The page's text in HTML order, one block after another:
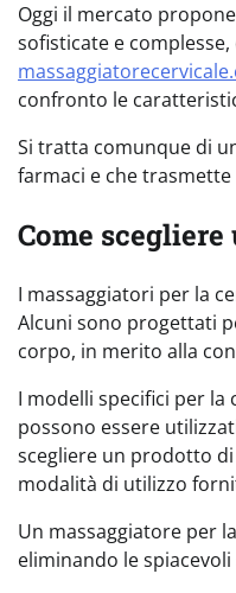
Oggi il mercato
sofisticate e
confronto le
Si tratta comunque di
farmaci e che trasmette
Come
I massaggiatori per la
Alcuni sono progettati
corpo, in merito alla
I modelli specifici per
possono essere
scegliere un prodotto
modalità di utilizzo
Un massaggiatore per
eliminando le